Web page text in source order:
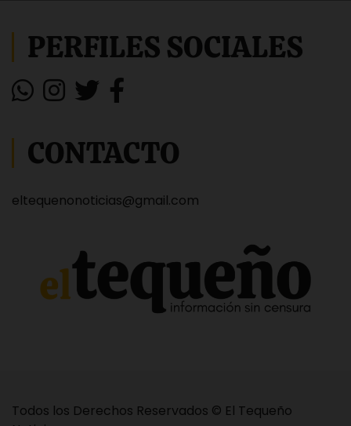
PERFILES SOCIALES
CONTACTO
eltequenonoticias@gmail.com
Todos los Derechos Reservados © El Tequeño